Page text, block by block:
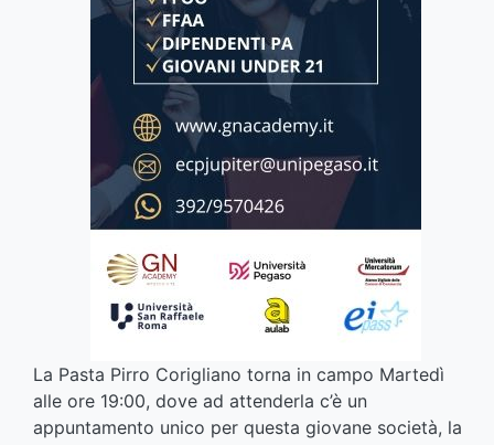
La Pasta Pirro Corigliano torna in campo Martedì
alle ore 19:00, dove ad attenderla c’è un
appuntamento unico per questa giovane società, la